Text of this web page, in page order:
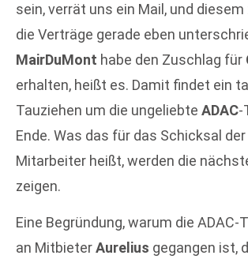
sein, verrät uns ein Mail, und
die Verträge gerade eben
MairDuMont habe den Zuschlag für
erhalten, heißt es. Damit findet ein
Tauziehen um die ungeliebte ADAC-
Ende. Was das für das Schicksal der
Mitarbeiter heißt, werden die
zeigen.
Eine Begründung, warum die
an MitbieterAurelius gegangen ist,